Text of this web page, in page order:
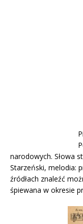
narodowych. Słowa
Starzeński, melodia:
źródłach znaleźć
śpiewana w okresie